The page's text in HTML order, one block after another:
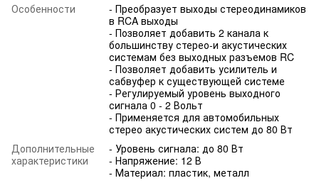
Особенности
- Преобразует выходы стереодинамиков
в RCA выходы
- Позволяет добавить 2 канала к
большинству стерео-и акустических
системам без выходных разъемов RC
- Позволяет добавить усилитель и
сабвуфер к существующей системе
- Регулируемый уровень выходного
сигнала 0 - 2 Вольт
- Применяется для автомобильных
стерео акустических систем до 80 Вт
Дополнительные
характеристики
- Уровень сигнала: до 80 Вт
- Напряжение: 12 В
- Материал: пластик, металл